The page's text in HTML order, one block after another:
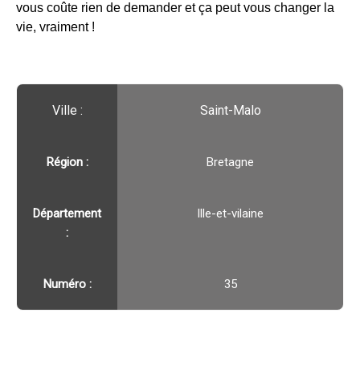
vous coûte rien de demander et ça peut vous changer la
vie, vraiment !
Ville :️ Saint-Malo
Région :️ Bretagne
Département
:
Ille-et-vilaine
Numéro : 35